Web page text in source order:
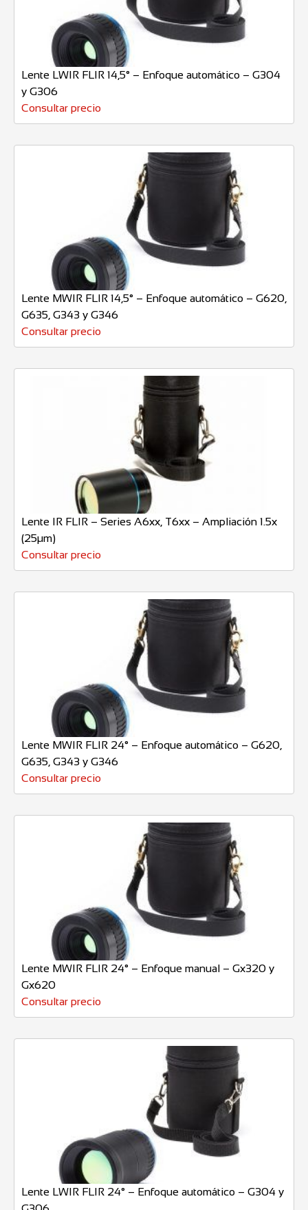
Lente LWIR FLIR 14,5° – Enfoque automático – G304
y G306
Consultar precio
Lente MWIR FLIR 14,5° – Enfoque automático – G620,
G635, G343 y G346
Consultar precio
Lente IR FLIR – Series A6xx, T6xx – Ampliación 1.5x
(25µm)
Consultar precio
Lente MWIR FLIR 24° – Enfoque automático – G620,
G635, G343 y G346
Consultar precio
Lente MWIR FLIR 24° – Enfoque manual – Gx320 y
Gx620
Consultar precio
Lente LWIR FLIR 24° – Enfoque automático – G304 y